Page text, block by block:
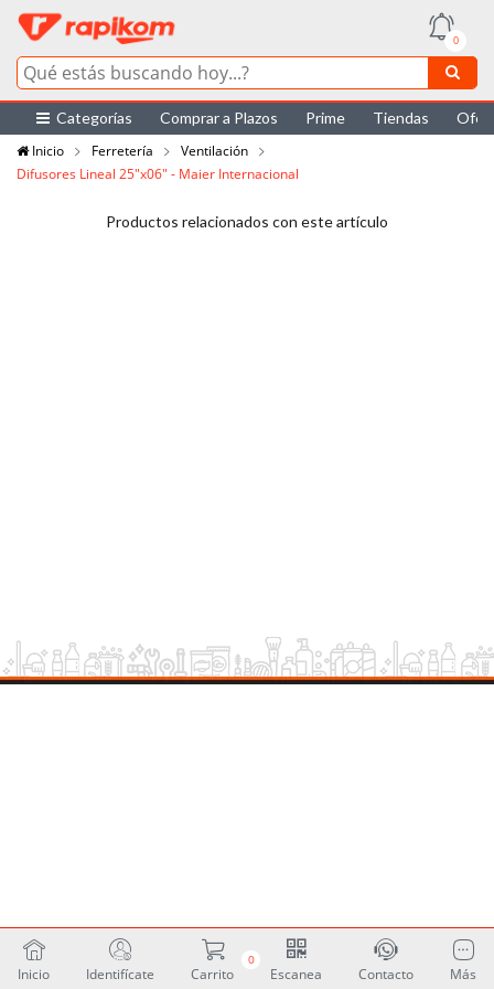
0
Categorías Comprar a Plazos Prime Tiendas
Inicio
Ferretería
Ventilación
Difusores Lineal 25"x06" - Maier Internacional
Productos relacionados con este artículo
Inicio Identifícate
0
Carrito Escanea Contacto Más